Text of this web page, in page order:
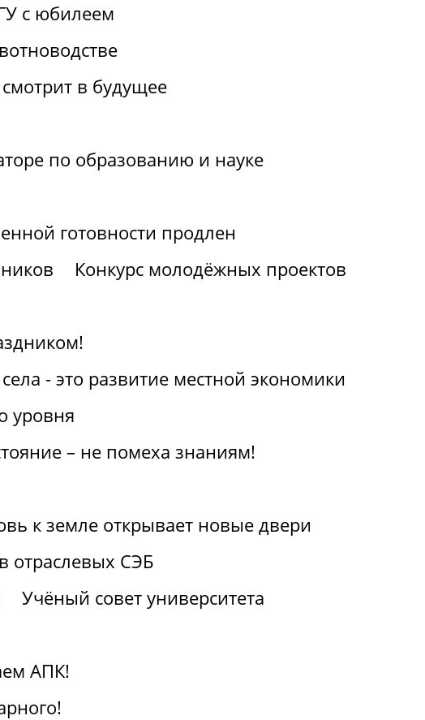
с юбилеем
в будущее
по образованию и науке
готовности продлен
Конкурс молодёжных проектов
- это развитие местной экономики
уровня
– не помеха знаниям!
к земле открывает новые двери
отраслевых СЭБ
Учёный совет университета
АПК!